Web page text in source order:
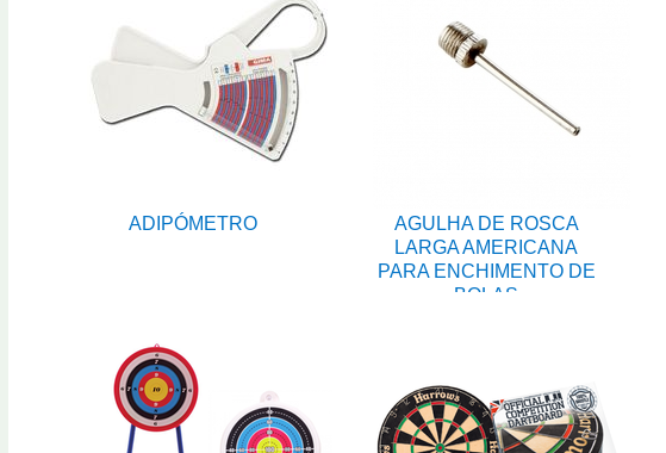
ADIPÓMETRO
AGULHA DE ROSCA
LARGA AMERICANA
PARA ENCHIMENTO DE
BOLAS